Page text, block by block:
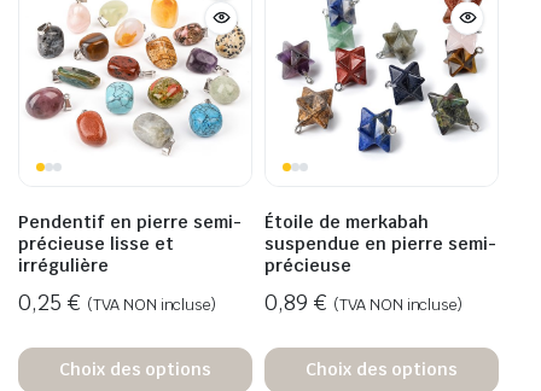
Pendentif en pierre semi-
précieuse lisse et
irrégulière
0,25 € (TVA NON incluse)
Choix des options
Étoile de merkabah
suspendue en pierre semi-
précieuse
0,89 € (TVA NON incluse)
Choix des options